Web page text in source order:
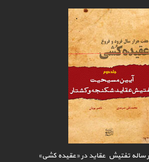
ساله تفتیش عقاید در «عقیده کشی»